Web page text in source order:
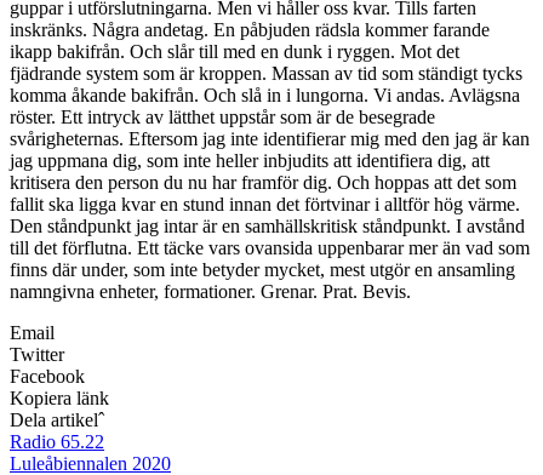
guppar i utförslutningarna. Men vi håller oss kvar. Tills farten
inskränks. Några andetag. En påbjuden rädsla kommer farande
ikapp bakifrån. Och slår till med en dunk i ryggen. Mot det
fjädrande system som är kroppen. Massan av tid som ständigt tycks
komma åkande bakifrån. Och slå in i lungorna. Vi andas. Avlägsna
röster. Ett intryck av lätthet uppstår som är de besegrade
svårigheternas. Eftersom jag inte identifierar mig med den jag är kan
jag uppmana dig, som inte heller inbjudits att identifiera dig, att
kritisera den person du nu har framför dig. Och hoppas att det som
fallit ska ligga kvar en stund innan det förtvinar i alltför hög värme.
Den ståndpunkt jag intar är en samhällskritisk ståndpunkt. I avstånd
till det förflutna. Ett täcke vars ovansida uppenbarar mer än vad som
finns där under, som inte betyder mycket, mest utgör en ansamling
namngivna enheter, formationer. Grenar. Prat. Bevis.
Email
Twitter
Facebook
Kopiera länk
Dela artikelˆ
Radio 65.22
Luleåbiennalen 2020